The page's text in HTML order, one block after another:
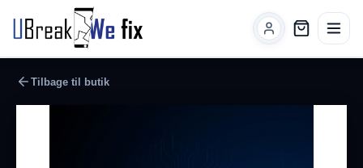
Tilbage til butik